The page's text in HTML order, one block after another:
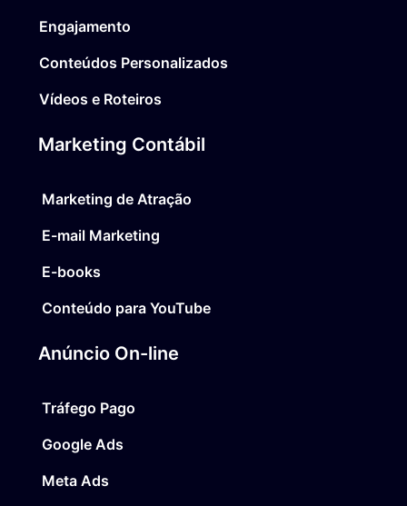
Engajamento
Conteúdos Personalizados
Vídeos e Roteiros
Marketing Contábil
Marketing de Atração
E-mail Marketing
E-books
Conteúdo para YouTube
Anúncio On-line
Tráfego Pago
Google Ads
Meta Ads